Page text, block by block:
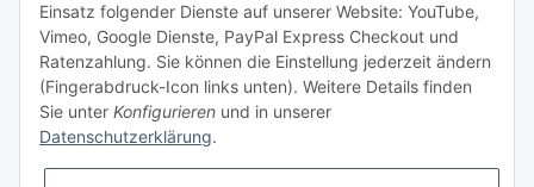
Montag bis Freitag
Ladengeschäft: 8.00 Uhr - 17.00 Uhr
Werkstatt: 7.30 Uhr - 16.30 Uhr
Samstag
Einsatz folgender Dienste auf unserer Website: YouTube,
Vimeo, Google Dienste, PayPal Express Checkout und
Ratenzahlung. Sie können die Einstellung jederzeit ändern
(Fingerabdruck-Icon links unten). Weitere Details finden
Sie unter Konfigurieren und in unserer
Datenschutzerklärung.